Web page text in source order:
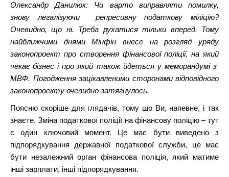
Олександр Данилюк: Чи варто виправляти помилку,
знову легалізуючи репресивну податкову міліцію?
Очевидно, що ні. Треба рухатися тільки вперед. Тому
найближчими днями Мінфін внесе на розгляд уряду
законопроект про створення фінансової поліції, на який
чекає бізнес і про який також йдеться у меморандумі з
МВФ. Погодження зацікавленими сторонами відповідного
законопроекту очевидно затягнулось.
Поясню скоріше для глядачів, тому що Ви, напевне, і так
знаєте. Зміна податкової поліції на фінансову поліцію – тут
є один ключовий момент. Це має бути виведено з
підпорядкування державної податкової служби, це має
бути незалежний орган фінансова поліція, який матиме
інші зарплати, інші підпорядкування.